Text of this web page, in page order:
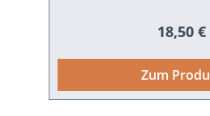
berichtet von den
ebenso wie von jenen
vom Heimatverein
18,50 €
Zum